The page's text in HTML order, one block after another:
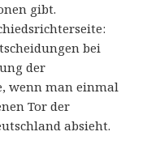
gibt.
bei
der
wenn man einmal
Tor der
absieht.